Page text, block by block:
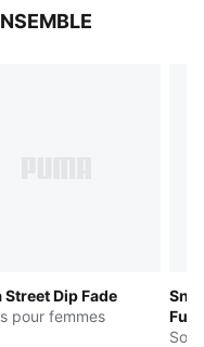
Street Dip Fade
pour femmes